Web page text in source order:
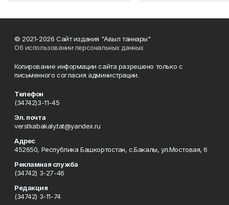
© 2021-2026 Сайт издания "Авыл таннары"
Об использовании персональных данных
Копирование информации сайта разрешено только с
письменного согласия администрации.
Телефон
(34742)3-11-45
Эл. почта
verstkabakaly.tat@yandex.ru
Адрес
452650, Республика Башкортостан, с.Бакалы, ул.Мостовая, 6
Рекламная служба
(34742) 3-27-46
Редакция
(34742) 3-11-74